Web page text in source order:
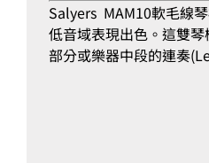
Salyers MAM10軟毛線
低音域表現出色。這雙
部分或樂器中段的連奏